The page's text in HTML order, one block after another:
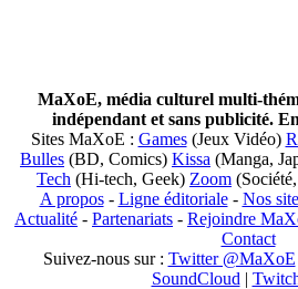
MaXoE, média culturel multi-
indépendant et sans publicité.
Sites MaXoE : Games(Jeux Vidéo)
Bulles (BD, Comics) Kissa (Manga,
Tech (Hi-tech, Geek) Zoom
A propos- Ligne éditoriale- Nos
Actualité - Partenariats - Rejoindre
Contact
Suivez-nous sur : Twitter @MaXoE
SoundCloud |